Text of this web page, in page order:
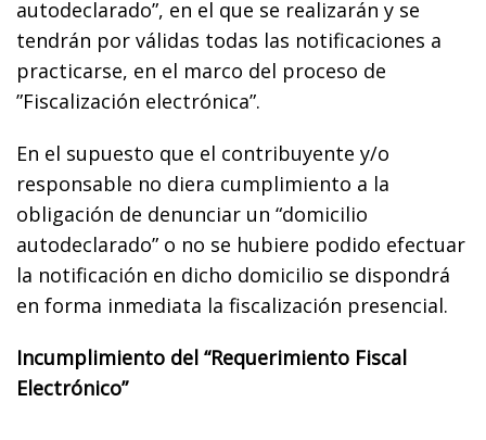
autodeclarado”, en el que se realizarán y se
tendrán por válidas todas las notificaciones a
practicarse, en el marco del proceso de
”Fiscalización electrónica”.
En el supuesto que el contribuyente y/o
responsable no diera cumplimiento a la
obligación de denunciar un “domicilio
autodeclarado” o no se hubiere podido efectuar
la notificación en dicho domicilio se dispondrá
en forma inmediata la fiscalización presencial.
Incumplimiento del “Requerimiento Fiscal
Electrónico”